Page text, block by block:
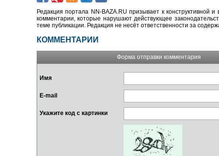
Редакция портала NN-BAZA.RU призывает к конструктивной
комментарии, которые нарушают действующее
теме публикации. Редакция не несёт ответственности за
КОММЕНТАРИИ
Форма отправки комментария
Имя
E-mail
Укажите код с картинки